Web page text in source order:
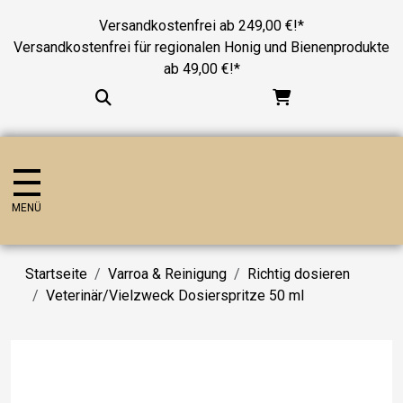
Versandkostenfrei ab 249,00 €!*
Versandkostenfrei für regionalen Honig und Bienenprodukte
ab 49,00 €!*
MENÜ
Startseite Varroa & Reinigung
Richtig dosieren
Veterinär/Vielzweck Dosierspritze 50 ml